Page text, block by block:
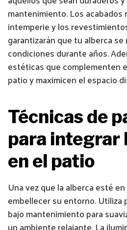
mantenimiento. Los
intemperie y los
garantizarán que tu alberca
condiciones durante años.
estéticas que complementen
patio y maximicen el espacio
Técnicas de
para integrar
en el patio
Una vez que la alberca esté
embellecer su entorno. Utiliza
bajo mantenimiento para
un ambiente relajante. La